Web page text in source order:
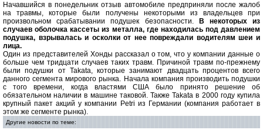
Начавшийся в понедельник отзыв автомобиле предприняли после жалоб
на травмы, которые были получены некоторыми из владельцев при
произвольном срабатывании подушек безопасности.В некоторых из
случаев оболочка кассеты из металла, где находилась под давлением
подушка, взрывалась и осколки от нее повреждали водителям шеи и
лица.
Один из представителей Хонды рассказал о том, что у компании данные о
больше чем тридцати случаев таких травм. Причиной травм по-прежнему
были подушки от Takata, которые занимают двадцать процентов всего
данного сегмента мирового рынка. Начала компания производить подушки
с того времени, когда властями США было принято решение об
обязательном наличии в машине таковой. Также Takata в 2000 году купила
крупный пакет акций у компании Petri из Германии (компания работает в
этом же сегменте рынка).
Другие новости по теме: